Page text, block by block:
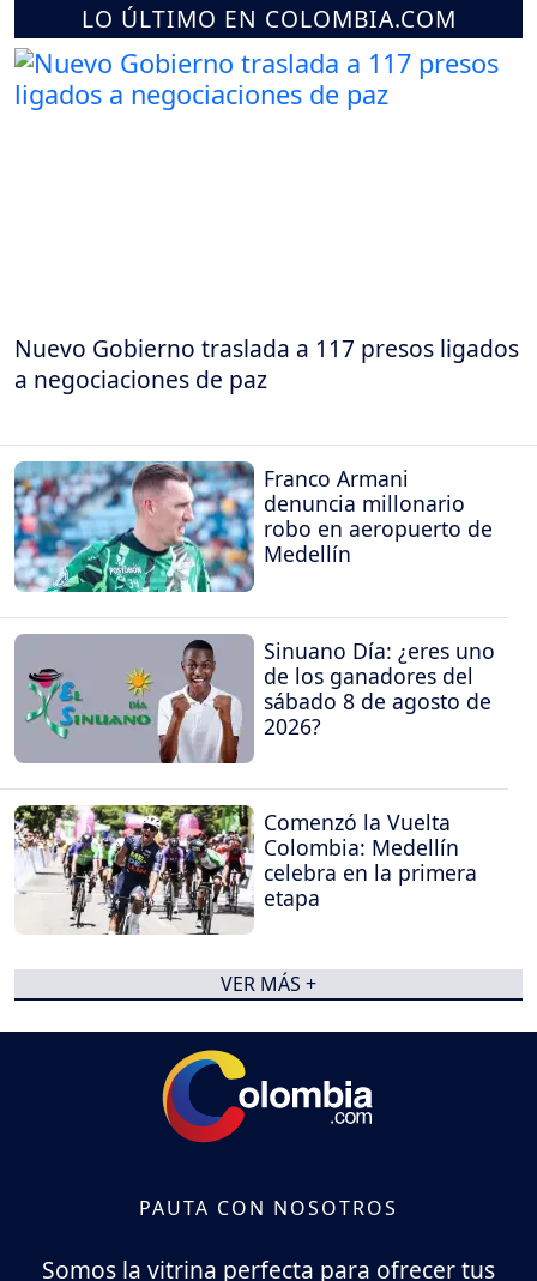
LO ÚLTIMO EN COLOMBIA.COM
Nuevo Gobierno traslada a 117 presos ligados
a negociaciones de paz
Franco Armani
denuncia millonario
robo en aeropuerto de
Medellín
Sinuano Día: ¿eres uno
de los ganadores del
sábado 8 de agosto de
2026?
Comenzó la Vuelta
Colombia: Medellín
celebra en la primera
etapa
VER MÁS +
PAUTA CON NOSOTROS
Somos la vitrina perfecta para ofrecer tus